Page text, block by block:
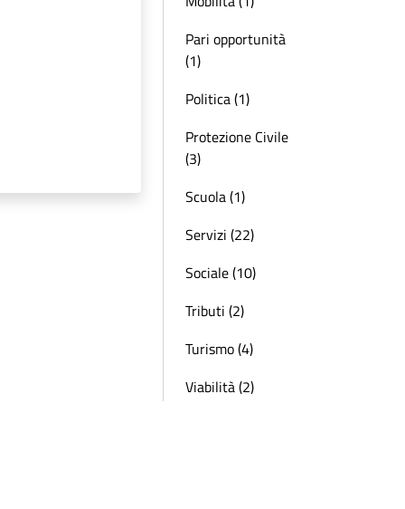
Pari opportunità
(1)
Politica (1)
Protezione Civile
(3)
Scuola (1)
Servizi (22)
Sociale (10)
Tributi (2)
Turismo (4)
Viabilità (2)